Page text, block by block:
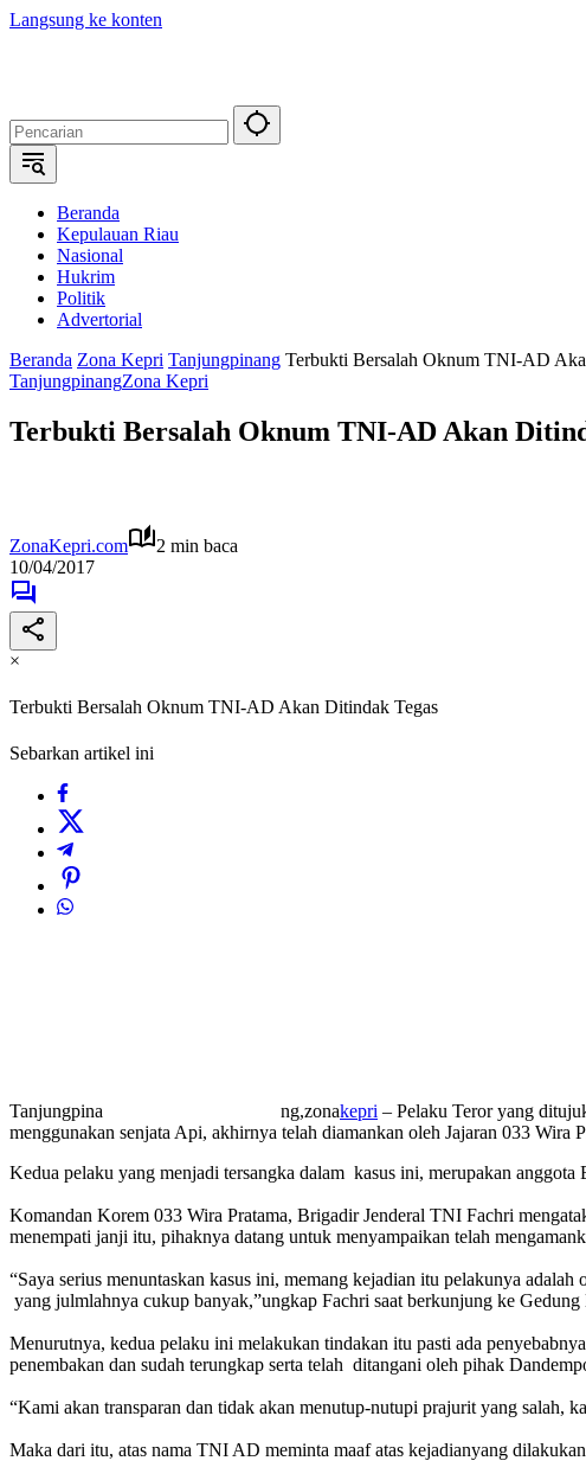
Langsung ke konten
Beranda
Kepulauan Riau
Nasional
Hukrim
Politik
Advertorial
Beranda Zona Kepri Tanjungpinang Terbukti Bersalah Oknum TNI-AD
TanjungpinangZona Kepri
Terbukti Bersalah Oknum TNI-AD Akan
ZonaKepri.com
2 min baca
10/04/2017
×
Terbukti Bersalah Oknum TNI-AD Akan Ditindak Tegas
Sebarkan artikel ini
Tanjungpina ng,zonakepri – Pelaku Teror yang
menggunakan senjata Api, akhirnya telah diamankan oleh Jajaran 033 Wira
Kedua pelaku yang menjadi tersangka dalam kasus ini, merupakan
‎Komandan Korem 033 Wira Pratama, Brigadir Jenderal TNI Fachri
menempati janji itu, pihaknya datang untuk menyampaikan telah
“Saya serius menuntaskan kasus ini, memang kejadian itu pelakunya
yang julmlahnya cukup banyak,”ungkap Fachri saat berkunjung ke
‎Menurutnya, kedua pelaku ini melakukan tindakan itu pasti ada
penembakan dan sudah terungkap serta telah ditangani oleh pihak
“Kami akan transparan dan tidak akan menutup-nutupi prajurit yang
Maka dari itu, ‎atas nama TNI AD meminta maaf atas kejadianyang